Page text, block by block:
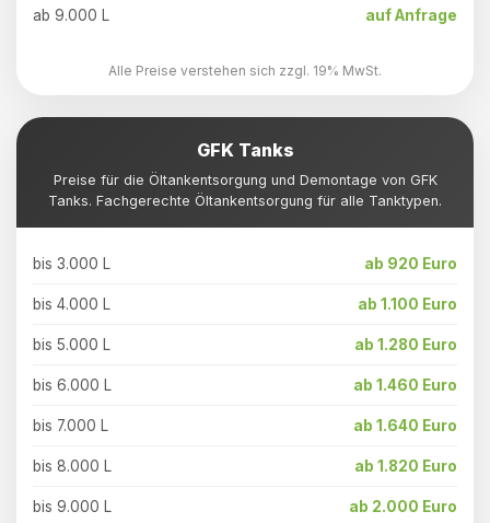
ab 9.000 L auf Anfrage
Alle Preise verstehen sich zzgl. 19% MwSt.
GFK Tanks
Preise für die Öltankentsorgung und Demontage von GFK
Tanks. Fachgerechte Öltankentsorgung für alle Tanktypen.
bis 3.000 L ab 920 Euro
bis 4.000 L ab 1.100 Euro
bis 5.000 L ab 1.280 Euro
bis 6.000 L ab 1.460 Euro
bis 7.000 L ab 1.640 Euro
bis 8.000 L ab 1.820 Euro
bis 9.000 L ab 2.000 Euro